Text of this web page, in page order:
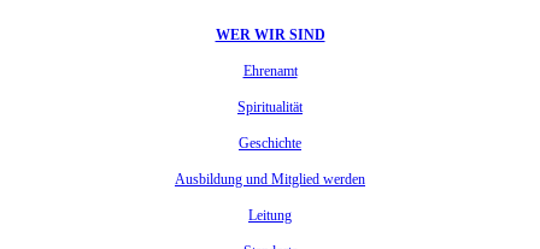
WER WIR SIND
Ehrenamt
Spiritualität
Geschichte
Ausbildung und Mitglied werden
Leitung